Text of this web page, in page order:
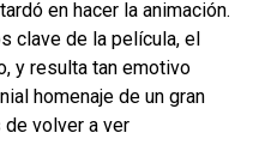
en hacer la animación.
clave de la película, el
y resulta tan emotivo
homenaje de un gran
de volver a ver